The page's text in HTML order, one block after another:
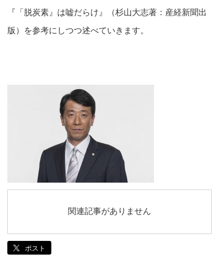
『「脱炭素』は嘘だらけ』（杉山大志著：産経新聞出
版）を参考にしつつ述べていきます。
関連記事がありません
ポスト